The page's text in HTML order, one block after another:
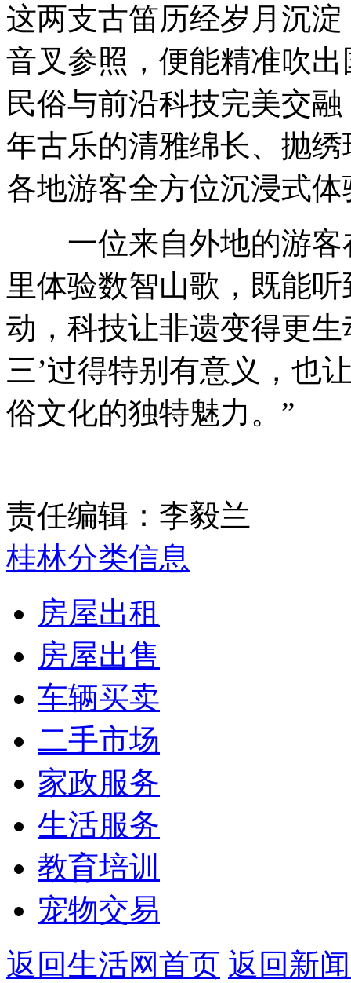
这两支古笛历经岁月沉
音叉参照，便能精准吹
民俗与前沿科技完美交
年古乐的清雅绵长、抛
各地游客全方位沉浸式
一位来自外地的游客
里体验数智山歌，既能
动，科技让非遗变得更
三’过得特别有意义，也
俗文化的独特魅力。”
责任编辑：李毅兰
桂林分类信息
房屋出租
房屋出售
车辆买卖
二手市场
家政服务
生活服务
教育培训
宠物交易
返回生活网首页 返回新